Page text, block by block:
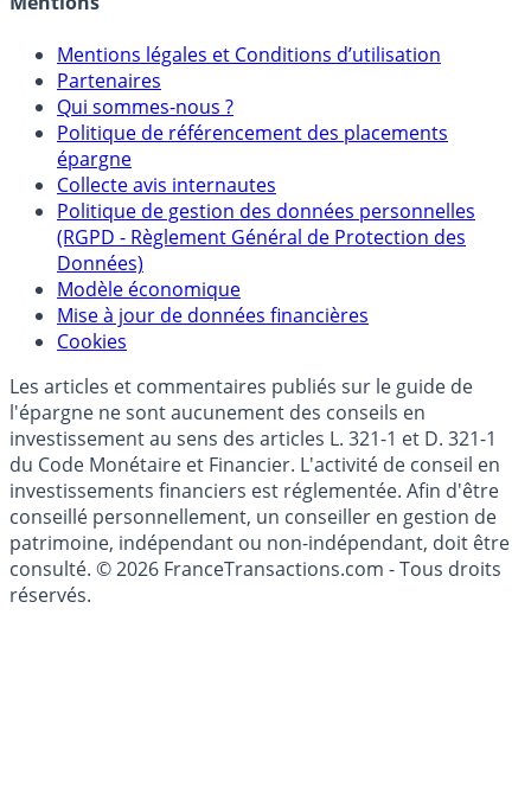
Mentions légales et Conditions d’utilisation
Partenaires
Qui sommes-nous ?
Politique de référencement des placements
épargne
Collecte avis internautes
Politique de gestion des données personnelles
(RGPD - Règlement Général de Protection des
Données)
Modèle économique
Mise à jour de données financières
Cookies
Les articles et commentaires publiés sur le guide de
l'épargne ne sont aucunement des conseils en
investissement au sens des articles L. 321-1 et D. 321-1
du Code Monétaire et Financier. L'activité de conseil en
investissements financiers est réglementée. Afin d'être
conseillé personnellement, un conseiller en gestion de
patrimoine, indépendant ou non-indépendant, doit être
consulté. © 2026 FranceTransactions.com - Tous droits